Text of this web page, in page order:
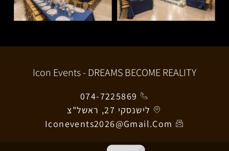
Icon Events - DREAMS BECOME REALITY
074-7225869
לישנסקי 27, ראשל"צ
Iconevents2026@gmail.com